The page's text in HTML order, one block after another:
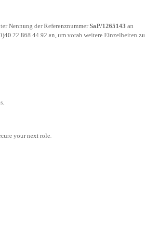
Nennung der ReferenznummerSaP/1265143 an
22 868 44 92 an, um vorab weitere Einzelheiten zu
your next role.